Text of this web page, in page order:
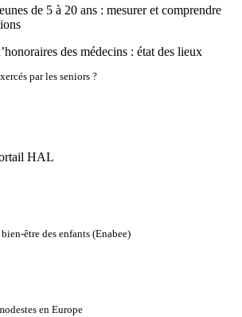
de 5 à 20 ans : mesurer et comprendre
des médecins : état des lieux
par les seniors ?
HAL
être des enfants (Enabee)
en Europe